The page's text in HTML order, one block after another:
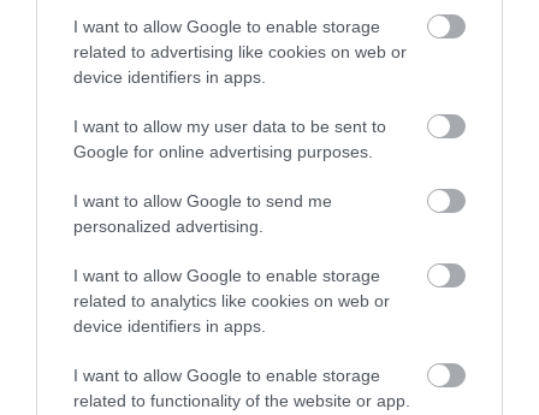
I want to allow Google to enable storage
related to advertising like cookies on web or
device identifiers in apps.
I want to allow my user data to be sent to
Google for online advertising purposes.
I want to allow Google to send me
personalized advertising.
I want to allow Google to enable storage
related to analytics like cookies on web or
device identifiers in apps.
I want to allow Google to enable storage
related to functionality of the website or app.
Megható felvétel: elpusztult borját vitte magával egy
delfinanya
Halálos fenyegetés miatt lemondta erdélyi koncertjét Majka
Pórázra kötve hagytak egy kutyát egy híd alatt Miskolcon
Védelmi Munkacsoport: hosszabb hőségriasztás, stabil
Vizet vinnének a szomjazó vadaknak: önkéntes
összefogást szerveznek a túrázók
Rekordközeli aszály a Dunán: megkezdték a történelmi
kisvízszintek rögzítését
Nem is olyan egészséges a népszerű banán?